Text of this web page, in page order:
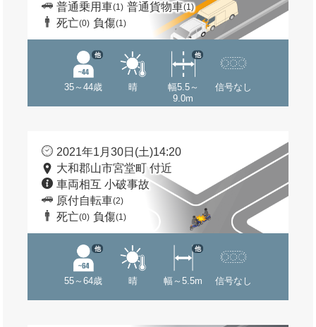
普通乗用車(1) 普通貨物車(1)
死亡(0) 負傷(1)
35～44歳
他
晴
幅5.5～
9.0m
他
信号なし
2021年1月30日(土)14:20
大和郡山市宮堂町 付近
車両相互 小破事故
原付自転車(2)
死亡(0) 負傷(1)
55～64歳
他
晴 幅～5.5m
他
信号なし